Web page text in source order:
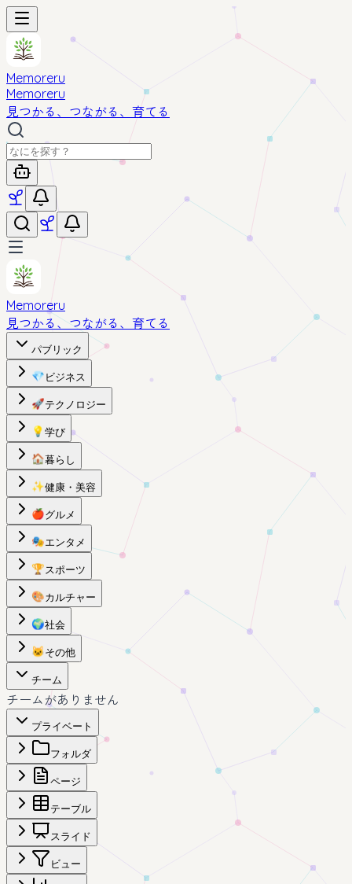
Memoreru
Memoreru
見つかる、つながる、育てる
Memoreru
見つかる、つながる、育てる
パブリック
💎 ビジネス
🚀テクノロジー
💡 学び
🏠暮らし
✨健康・美容
🍎グルメ
🎭エンタメ
🏆スポーツ
🎨カルチャー
🌍社会
🐱 その他
チーム
チームがありません
プライベート
フォルダ
ページ
テーブル
スライド
ビュー